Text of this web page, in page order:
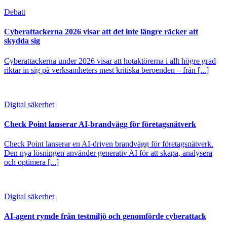
Debatt
Cyberattackerna 2026 visar att det inte längre räcker att
skydda sig
Cyberattackerna under 2026 visar att hotaktörerna i allt högre grad
riktar in sig på verksamheters mest kritiska beroenden – från [...]
Digital säkerhet
Check Point lanserar AI-brandvägg för företagsnätverk
Check Point lanserar en AI-driven brandvägg för företagsnätverk.
Den nya lösningen använder generativ AI för att skapa, analysera
och optimera [...]
Digital säkerhet
AI-agent rymde från testmiljö och genomförde cyberattack